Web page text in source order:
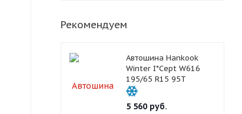
Автошина Bars
под заказ за 6 часов
Рекомендуем
Автошина Hankook
Winter I*Cept W616
195/65 R15 95T
5 560руб.